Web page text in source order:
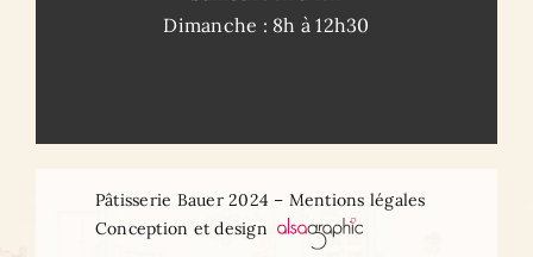
Dimanche : 8h à 12h30
Pâtisserie Bauer 2024 – Mentions légales
Conception et design